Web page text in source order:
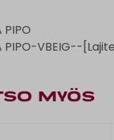
PIPO
PIPO-VBEIG--
MYÖS